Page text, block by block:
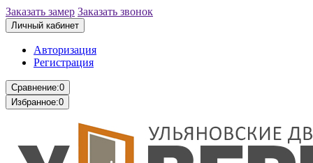
Заказать замер Заказать звонок
Личный кабинет
Авторизация
Регистрация
Сравнение:0
Избранное:0